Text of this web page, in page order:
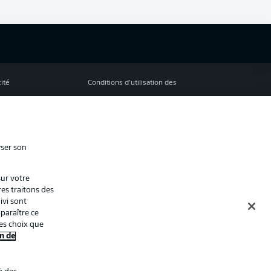
Conditions d’utilisation des
son
votre
traitons des
sont
ce
choix que
de